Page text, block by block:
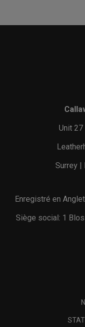
Unit
Surrey |
Enregistré en
Siège social: 1